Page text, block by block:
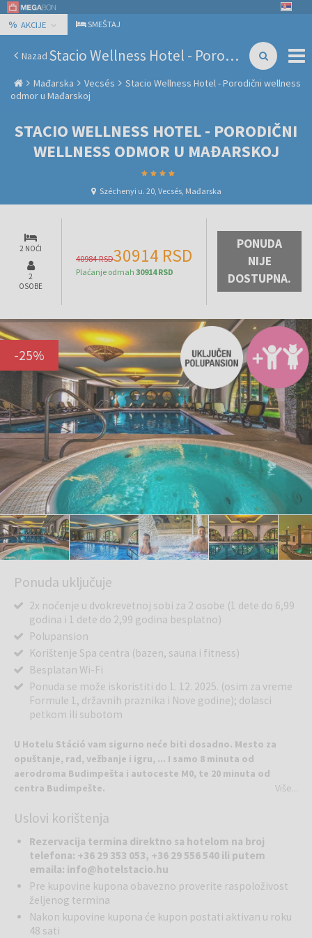
% AKCIJE SMEŠTAJ
Nazad Stacio Wellness Hotel - Porodični wellness odmor u Mađarskoj
Mađarska Vecsés
Stacio Wellness Hotel - Porodični wellness
odmor u Mađarskoj
STACIO WELLNESS HOTEL - PORODIČNI
WELLNESS ODMOR U MAĐARSKOJ
Széchenyi u. 20, Vecsés, Mađarska
2 NOĆI
2
OSOBE
40984 RSD30914 RSD
Plaćanje odmah 30914 RSD
PONUDA
NIJE
DOSTUPNA.
-25%
Ponuda uključuje
2x noćenje u dvokrevetnoj sobi za 2 osobe (1 dete do 6,99
godina i 1 dete do 2,99 godina besplatno)
Polupansion
Korištenje Spa centra (bazen, sauna i fitness)
Besplatan Wi-Fi
Ponuda se može iskoristiti do 1. 12. 2025. (osim za vreme
Formule 1, državnih praznika i Nove godine); dolasci
petkom ili subotom
U Hotelu Stáció vam sigurno neće biti dosadno. Mesto za
opuštanje, rad, vežbanje i igru, ... I samo 8 minuta od
aerodroma Budimpešta i autoceste M0, te 20 minuta od
centra Budimpešte.
Hotel Stáció čeka poslovne i turiste u mirnom okruženju. Hotel ima
wellnessa i fitnessa, 6 konferencijskih dvorana, besplatni brzi WIFI,
besplatan prevoz između aerodroma i hotela, kao i bogat izbor
restorana Pipacs.
Možete uživati ​​u blagotvornim efektima 1000 m2 površine: vodeni
bazen (takođe "beskonačni rubni bazen"), jacuzzi, finska sauna, infra
sauna, parna kupka i slana kabina, uronjeni bazen, Kneipp, grejane
Više...
Uslovi korištenja
Rezervacija termina direktno sa hotelom na broj
telefona: +36 29 353 053, +36 29 556 540 ili putem
emaila: info@hotelstacio.hu
Pre kupovine kupona obavezno proverite raspoloživost
željenog termina
Nakon kupovine kupona će kupon postati aktivan u roku
48 sati